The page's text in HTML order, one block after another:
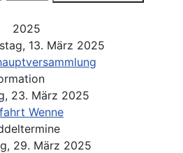
2025
13. März 2025
23. März 2025
Wenne
29. März 2025